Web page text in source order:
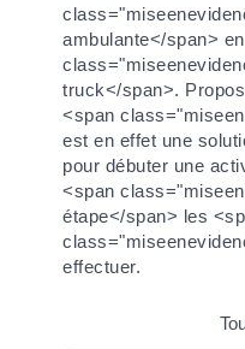
ambulante</span>
truck</span>.
<span
est en effet une
pour débuter une
<span
étape</span> les
effectuer.